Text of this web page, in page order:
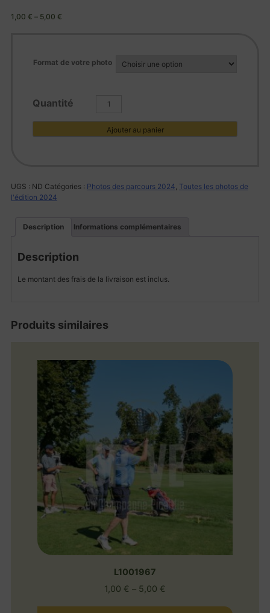
1,00 € – 5,00 €
Format de votre photo
quantité
L1005832
Ajouter au panier
UGS : ND Catégories : Photos des parcours 2024 Toutes les photos de
l'édition 2024
Description Informations complémentaires
Description
Le montant des frais de la livraison est inclus.
Produits similaires
L1001967
1,00 € – 5,00 €